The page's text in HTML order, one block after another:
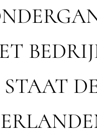
STAAT